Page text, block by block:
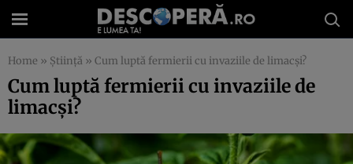
Home » Știință » Cum luptă fermierii cu invaziile de limacși?
Cum luptă fermierii cu invaziile de
limacși?